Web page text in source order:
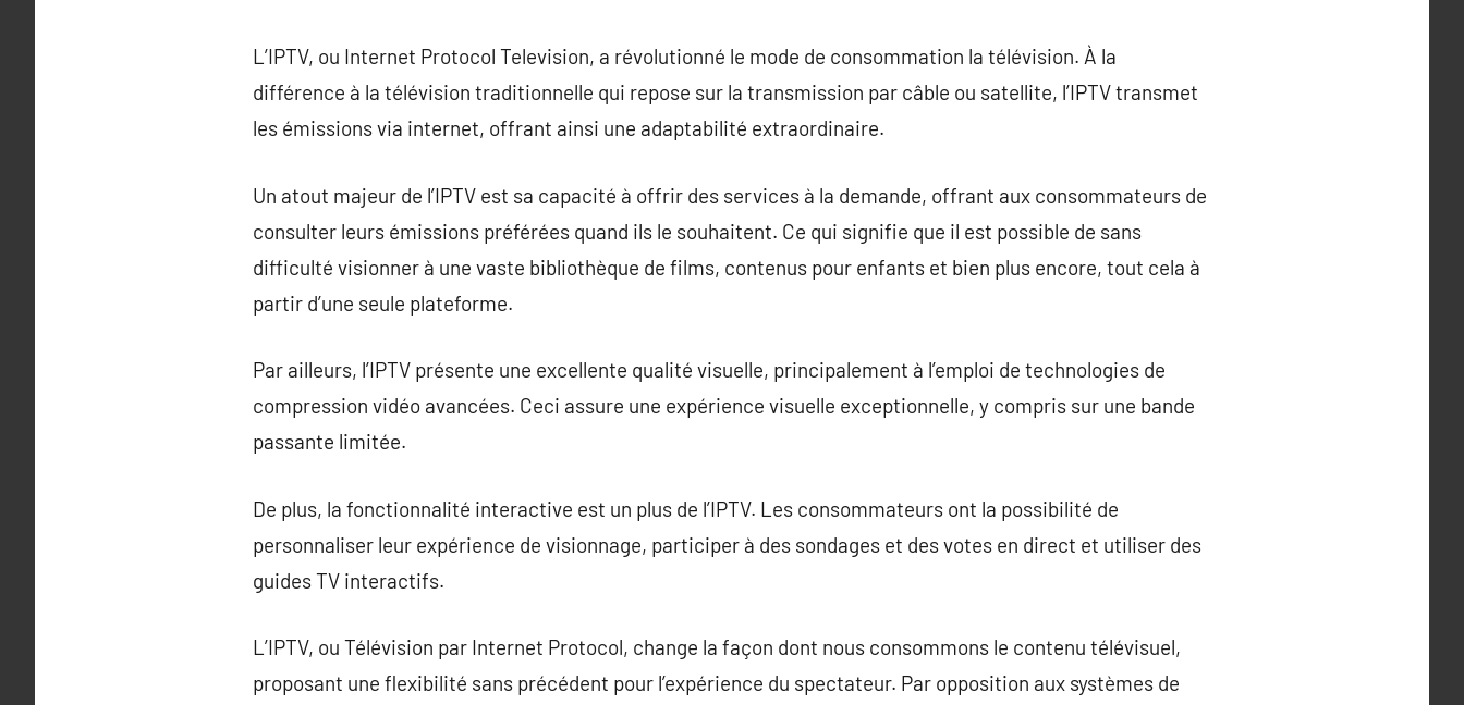
L’IPTV, ou Internet Protocol Television, a révolutionné le mode de consommation la télévision. À la
différence à la télévision traditionnelle qui repose sur la transmission par câble ou satellite, l’IPTV transmet
les émissions via internet, offrant ainsi une adaptabilité extraordinaire.
Un atout majeur de l’IPTV est sa capacité à offrir des services à la demande, offrant aux consommateurs de
consulter leurs émissions préférées quand ils le souhaitent. Ce qui signifie que il est possible de sans
difficulté visionner à une vaste bibliothèque de films, contenus pour enfants et bien plus encore, tout cela à
partir d’une seule plateforme.
Par ailleurs, l’IPTV présente une excellente qualité visuelle, principalement à l’emploi de technologies de
compression vidéo avancées. Ceci assure une expérience visuelle exceptionnelle, y compris sur une bande
passante limitée.
De plus, la fonctionnalité interactive est un plus de l’IPTV. Les consommateurs ont la possibilité de
personnaliser leur expérience de visionnage, participer à des sondages et des votes en direct et utiliser des
guides TV interactifs.
L’IPTV, ou Télévision par Internet Protocol, change la façon dont nous consommons le contenu télévisuel,
proposant une flexibilité sans précédent pour l’expérience du spectateur. Par opposition aux systèmes de